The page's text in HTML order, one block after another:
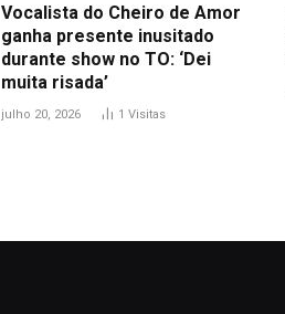
Vocalista do Cheiro de Amor
ganha presente inusitado
durante show no TO: ‘Dei
muita risada’
julho 20, 2026 1 Visitas